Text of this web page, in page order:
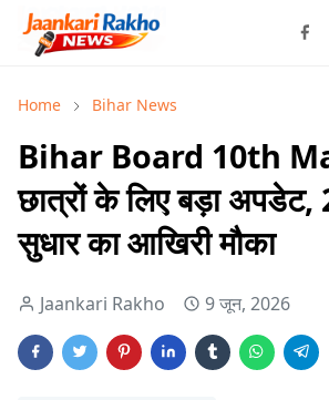
Home Bihar News
Bihar Board 10th
छात्रों के लिए बड़ा
सुधार का आखिरी मौका
Jaankari Rakho 9 जून, 2026